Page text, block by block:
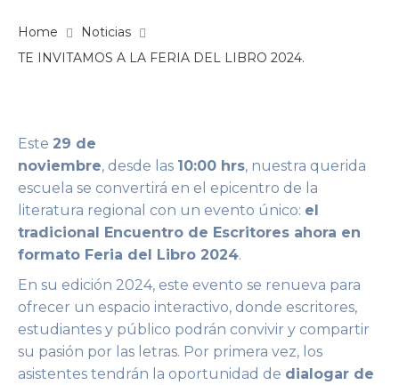
Home
Noticias
TE INVITAMOS A LA FERIA DEL LIBRO 2024.
Este 29 de
noviembre, desde las 10:00 hrs, nuestra querida
escuela se convertirá en el epicentro de la
literatura regional con un evento único: el
tradicional Encuentro de Escritores ahora en
formato Feria del Libro 2024.
En su edición 2024, este evento se renueva para
ofrecer un espacio interactivo, donde escritores,
estudiantes y público podrán convivir y compartir
su pasión por las letras. Por primera vez, los
asistentes tendrán la oportunidad de dialogar de